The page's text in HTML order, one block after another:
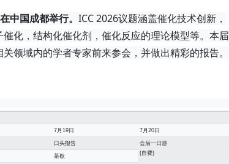
中国成都举行。 ICC 2026议题涵盖催化技术创新，
化，结构化催化剂，催化反应的理论模型等。本届
领域内的学者专家前来参会，并做出精彩的报告。
7月19日 7月20日
口头报告
会后一日游
(自费)
茶歇